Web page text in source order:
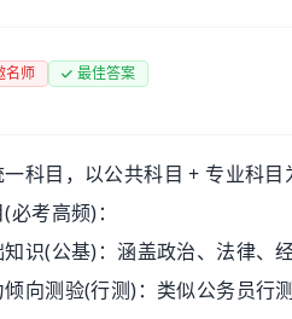
名师 最佳答案
目，以公共科目 + 专业科目
考高频)：
(公基)：涵盖政治、法律、经
测验(行测)：类似公务员行测